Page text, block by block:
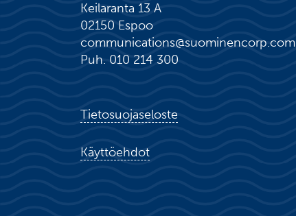
Keilaranta 13 A
02150 Espoo
communications@suominencorp.com
Puh. 010 214 300
Tietosuojaseloste
Käyttöehdot